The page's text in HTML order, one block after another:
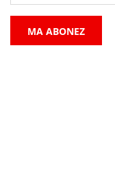
MA ABONEZ